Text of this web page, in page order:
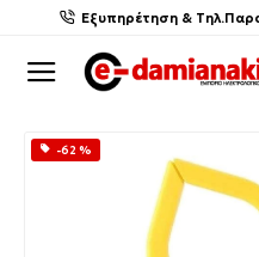
Εξυπηρέτηση &
-62 %